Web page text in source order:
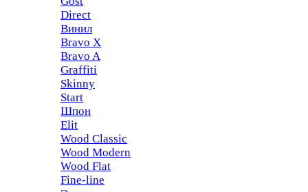
Direct
Винил
Bravo X
Bravo A
Graffiti
Skinny
Start
Шпон
Elit
Wood Classic
Wood Modern
Wood Flat
Fine-line